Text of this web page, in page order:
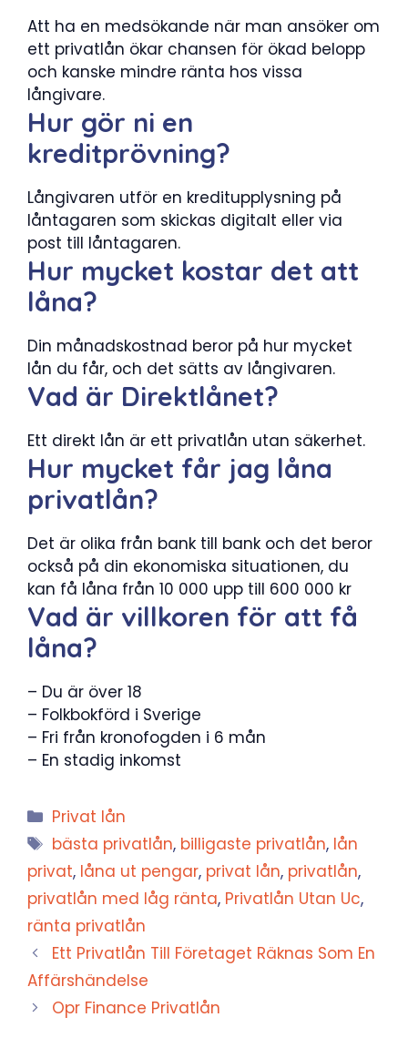
Att ha en medsökande när man ansöker om
ett privatlån ökar chansen för ökad belopp
och kanske mindre ränta hos vissa
långivare.
Hur gör ni en
kreditprövning?
Långivaren utför en kreditupplysning på
låntagaren som skickas digitalt eller via
post till låntagaren.
Hur mycket kostar det att
låna?
Din månadskostnad beror på hur mycket
lån du får, och det sätts av långivaren.
Vad är Direktlånet?
Ett direkt lån är ett privatlån utan säkerhet.
Hur mycket får jag låna
privatlån?
Det är olika från bank till bank och det beror
också på din ekonomiska situationen, du
kan få låna från 10 000 upp till 600 000 kr
Vad är villkoren för att få
låna?
– Du är över 18
– Folkbokförd i Sverige
– Fri från kronofogden i 6 mån
– En stadig inkomst
Kategorier
Privat lån
Etiketter
bästa privatlån, billigaste privatlån, lån
privat, låna ut pengar, privat lån, privatlån,
privatlån med låg ränta, Privatlån Utan Uc,
ränta privatlån
Ett Privatlån Till Företaget Räknas Som En
Affärshändelse
Opr Finance Privatlån